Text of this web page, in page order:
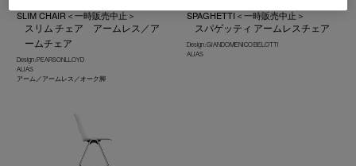
SLIM CHAIR＜一時販売中止＞
スリム チェア アームレス／ア
ームチェア
Design : PEARSONLLOYD
ALIAS
アーム／アームレス／オーク脚
SPAGHETTI＜一時販売中止＞
スパゲッティ アームレスチェア
Design : GIANDOMENICO BELOTTI
ALIAS